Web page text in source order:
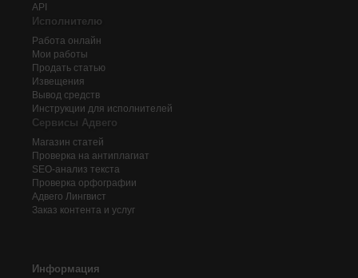
API
Исполнителю
Работа онлайн
Мои работы
Продать статью
Извещения
Вывод средств
Инструкции для исполнителей
Сервисы Адвего
Магазин статей
Проверка на антиплагиат
SEO-анализ текста
Проверка орфографии
Адвего Лингвист
Заказ контента и услуг
Информация